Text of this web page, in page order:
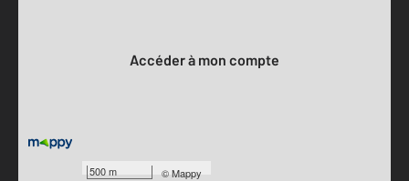
500 m ©Mappy
Accéder à mon compte